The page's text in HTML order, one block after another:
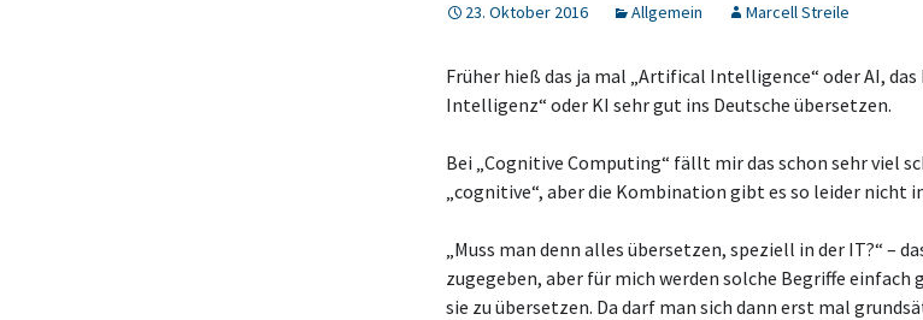
23. Oktober 2016 Allgemein Marcell Streile
Früher hieß das ja mal „Artifical Intelligence“ oder AI,
Intelligenz“ oder KI sehr gut ins Deutsche übersetzen.
Bei „Cognitive Computing“ fällt mir das schon sehr viel
„cognitive“, aber die Kombination gibt es so leider nicht
„Muss man denn alles übersetzen, speziell in der IT?“ –
zugegeben, aber für mich werden solche Begriffe einfach
sie zu übersetzen. Da darf man sich dann erst mal